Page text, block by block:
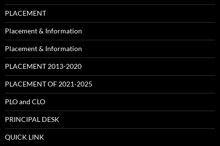
PLACEMENT
Placement & Information
Placement & Information
PLACEMENT 2013-2020
PLACEMENT OF 2021-2025
PLO and CLO
PRINCIPAL DESK
QUICK LINK